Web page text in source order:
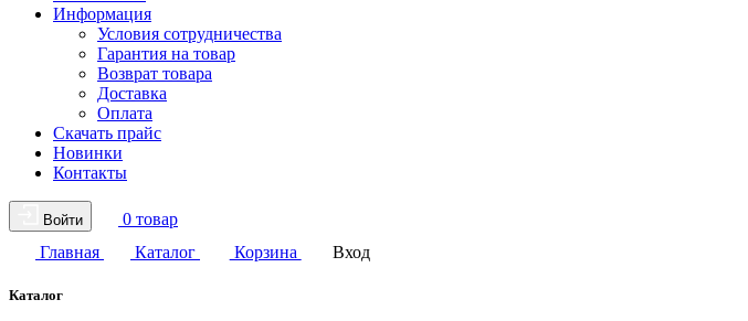
Информация
Условия сотрудничества
Гарантия на товар
Возврат товара
Доставка
Оплата
Скачать прайс
Новинки
Контакты
Войти
0 товар
Главная
Каталог Корзина Вход
Каталог